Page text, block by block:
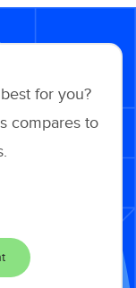
for you?
compares to